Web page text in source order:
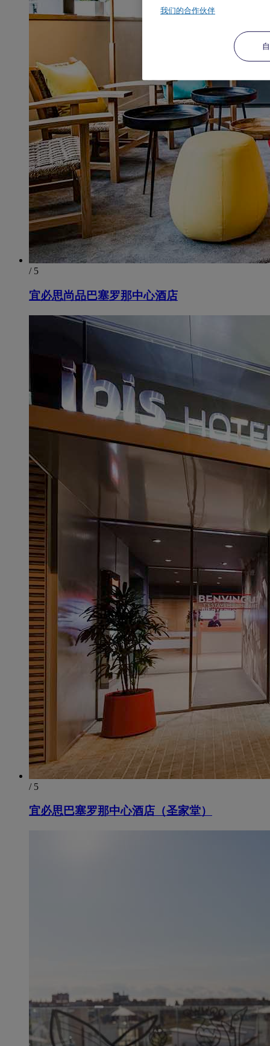
/ 5
宜必思尚品巴塞罗那中心酒店
/ 5
宜必思巴塞罗那中心酒店（圣家堂）
我们的合作伙伴